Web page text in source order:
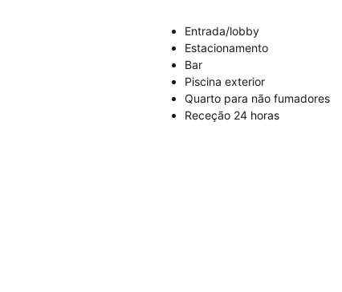
Entrada/lobby
Estacionamento
Bar
Piscina exterior
Quarto para não fumadores
Receção 24 horas